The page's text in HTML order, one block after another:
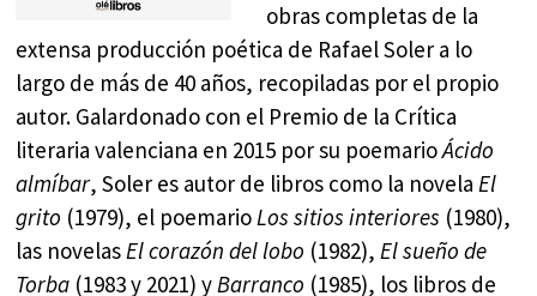
obras completas de la
extensa producción poética de Rafael Soler a lo
largo de más de 40 años, recopiladas por el propio
autor. Galardonado con el Premio de la Crítica
literaria valenciana en 2015 por su poemarioÁcido
almíbar, Soler es autor de libros como la novelaEl
grito (1979), el poemarioLos sitios interiores (1980),
las novelasEl corazón del lobo (1982),El sueño de
Torba (1983 y 2021) yBarranco (1985), los libros de